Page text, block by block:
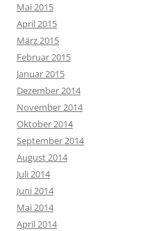
Mai 2015
April 2015
März 2015
Februar 2015
Januar 2015
Dezember 2014
November 2014
Oktober 2014
September 2014
August 2014
Juli 2014
Juni 2014
Mai 2014
April 2014